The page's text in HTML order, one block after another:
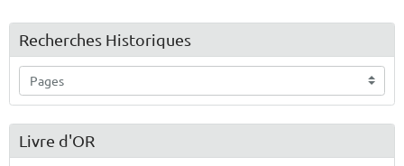
Recherches Historiques
Livre d'OR